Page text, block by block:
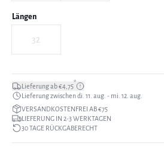
Längen
32
Lieferung ab €4,75*
Lieferung zwischen di. 11. aug. - mi. 12. aug.
VERSANDKOSTENFREI AB €75
LIEFERUNG IN 2-3 WERKTAGEN
30 TAGE RÜCKGABERECHT